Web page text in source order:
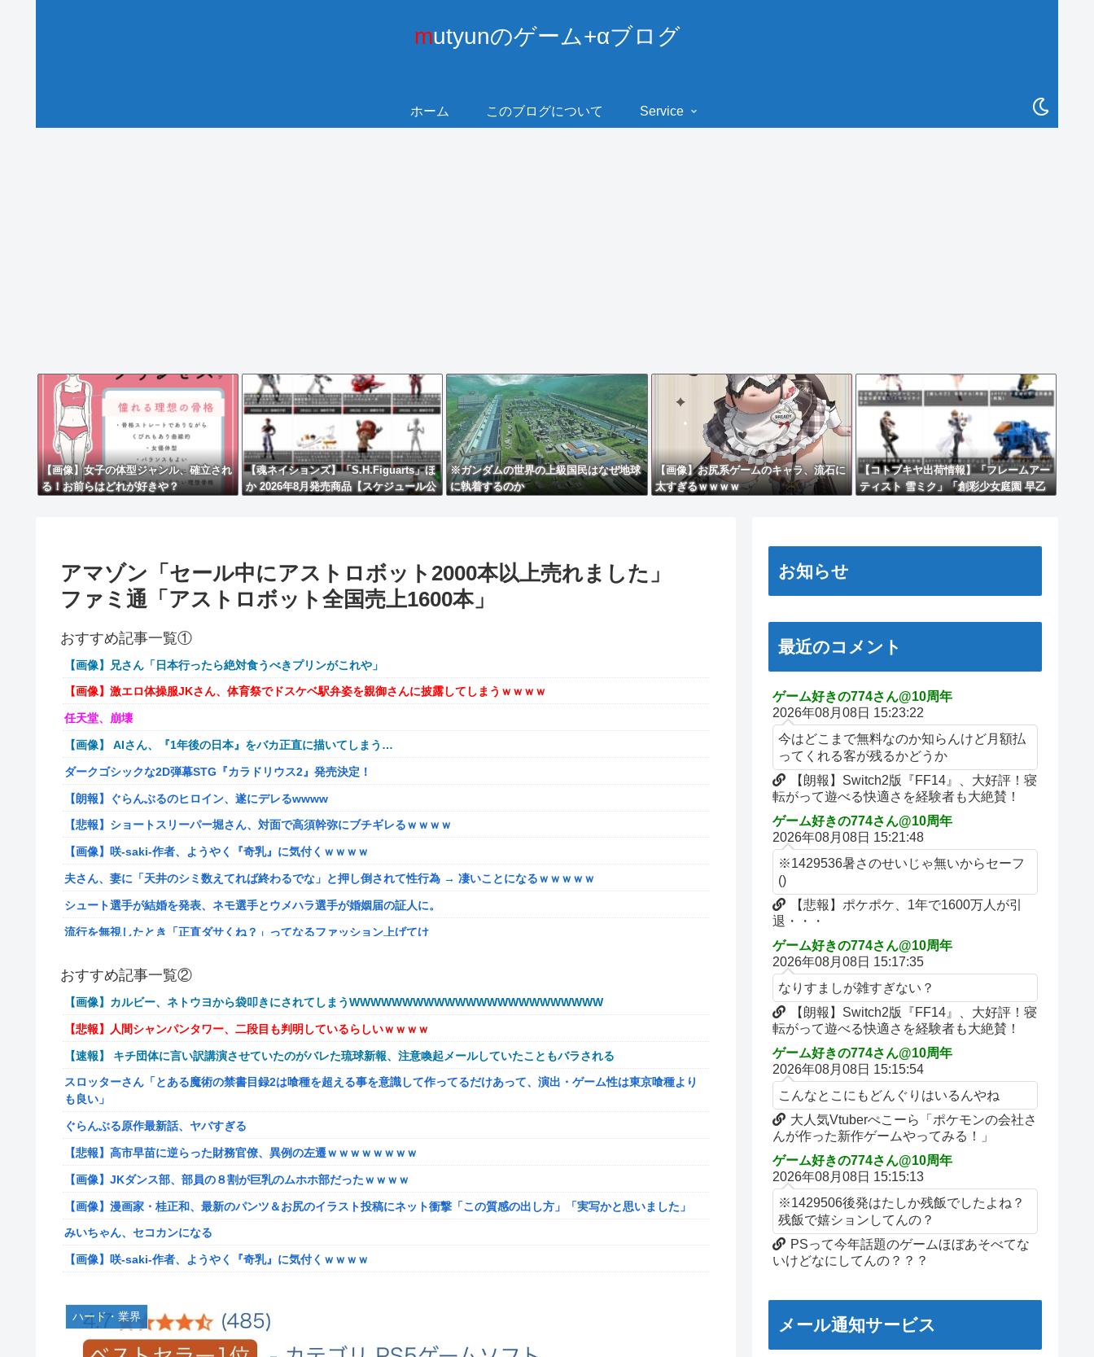
mutyunのゲーム+αブログ
ホーム このブログについて Service
【画像】女子の体型ジャンル、確立され
る！お前らはどれが好きや？
【魂ネイションズ】「S.H.Figuarts」ほ
か 2026年8月発売商品【スケジュール公
※ガンダムの世界の上級国民はなぜ地球
に執着するのか
【画像】お尻系ゲームのキャラ、流石に
太すぎるｗｗｗｗ
【コトブキヤ出荷情報】「フレームアー
ティスト 雪ミク」「創彩少女庭園 早乙
アマゾン「セール中にアストロボット2000本以上売れました」
ファミ通「アストロボット全国売上1600本」
おすすめ記事一覧①
【画像】兄さん「日本行ったら絶対食うべきプリンがこれや」
【画像】激エロ体操服JKさん、体育祭でドスケベ駅弁姿を親御さんに披露してしまうｗｗｗｗ
任天堂、崩壊
【画像】 AIさん、『1年後の日本』をバカ正直に描いてしまう…
ダークゴシックな2D弾幕STG『カラドリウス2』発売決定！
【朗報】ぐらんぶるのヒロイン、遂にデレるwwww
【悲報】ショートスリーパー堀さん、対面で高須幹弥にブチギレるｗｗｗｗ
【画像】咲-saki-作者、ようやく『奇乳』に気付くｗｗｗｗ
夫さん、妻に「天井のシミ数えてれば終わるでな」と押し倒されて性行為 → 凄いことになるｗｗｗｗｗ
シュート選手が結婚を発表、ネモ選手とウメハラ選手が婚姻届の証人に。
流行を無視したとき「正直ダサくね？」ってなるファッション上げてけ
佐藤二朗、妻とのハグを報告「文〇砲より遥かに威力は弱いが、僕のノロケ砲をお見舞いする」
【画像】こんな感じのクルマで車中泊旅したいよな？？？
【朗報】ドラゴンボール史上、最も実力とその人気が伴わない微妙すぎるキャラさん決まる！！
路上駐車中のテスラ車を超弩級のゲリラ豪雨が直撃、水が溢れてどんどん浸かっていくのを……
【艦これ】そもそも深海ってなんか悪いことしたの
【艦これ】けーかいじん 他
【艦これ】E5ヌルイとかいう風説には騙されないぞ スキャンプくらいヌルイのなら考える
【艦これ】もちもちーの本気 他
【ウマ娘】水着シュヴァちいいね！
韓国人「超巨大台風13号ドルフィンが90度直角カーブで韓国に向かう予想‥世界各国の最新スパコン気象予測モデルがはじき
出した直近の台風進路図がこちらです‥」
車大手工場にも女性・高齢者…軽作業ラインやスポットワーク
キャデラックF1、致命的なブレーキ問題の原因が明らかになるも解決には至っておらずめども立たず
【緊急】今の若者に急増している『コレ』依存、めちゃくちゃ深刻な模様w w w w w w w w w w
おすすめ記事一覧②
【画像】カルビー、ネトウヨから袋叩きにされてしまうWWWWWWWWWWWWWWWWWWWWWWWW
【悲報】人間シャンパンタワー、二段目も判明しているらしいｗｗｗｗ
【速報】 キチ団体に言い訳講演させていたのがバレた琉球新報、注意喚起メールしていたこともバラされる
スロッターさん「とある魔術の禁書目録2は喰種を超える事を意識して作ってるだけあって、演出・ゲーム性は東京喰種より
も良い」
ぐらんぶる原作最新話、ヤバすぎる
【悲報】高市早苗に逆らった財務官僚、異例の左遷ｗｗｗｗｗｗｗｗ
【画像】JKダンス部、部員の８割が巨乳のムホホ部だったｗｗｗｗ
【画像】漫画家・桂正和、最新のパンツ＆お尻のイラスト投稿にネット衝撃「この質感の出し方」「実写かと思いました」
みいちゃん、セコカンになる
【画像】咲-saki-作者、ようやく『奇乳』に気付くｗｗｗｗ
【艦これ】けーかいじん 他
【艦これ】E5ヌルイとかいう風説には騙されないぞ スキャンプくらいヌルイのなら考える
ハード・業界
お知らせ
最近のコメント
ゲーム好きの774さん@10周年
2026年08月08日 15:23:22
今はどこまで無料なのか知らんけど月額払
ってくれる客が残るかどうか
【朗報】Switch2版『FF14』、大好評！寝
転がって遊べる快適さを経験者も大絶賛！
ゲーム好きの774さん@10周年
2026年08月08日 15:21:48
※1429536暑さのせいじゃ無いからセーフ
()
【悲報】ポケポケ、1年で1600万人が引
退・・・
ゲーム好きの774さん@10周年
2026年08月08日 15:17:35
なりすましが雑すぎない？
【朗報】Switch2版『FF14』、大好評！寝
転がって遊べる快適さを経験者も大絶賛！
ゲーム好きの774さん@10周年
2026年08月08日 15:15:54
こんなとこにもどんぐりはいるんやね
大人気Vtuberぺこーら「ポケモンの会社さ
んが作った新作ゲームやってみる！」
ゲーム好きの774さん@10周年
2026年08月08日 15:15:13
※1429506後発はたしか残飯でしたよね？
残飯で嬉ションしてんの？
PSって今年話題のゲームほぼあそべてな
いけどなにしてんの？？？
メール通知サービス